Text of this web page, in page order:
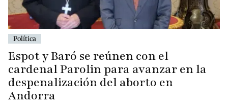
Política
Espot y Baró se reúnen con el
cardenal Parolin para avanzar en la
despenalización del aborto en
Andorra